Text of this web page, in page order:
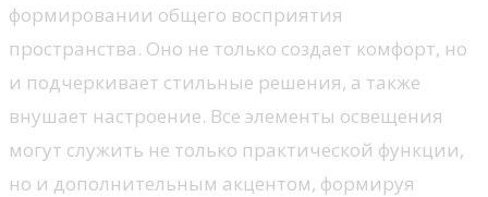
формировании общего восприятия
пространства. Оно не только создает комфорт, но
и подчеркивает стильные решения, а также
внушает настроение. Все элементы освещения
могут служить не только практической функции,
но и дополнительным акцентом, формируя